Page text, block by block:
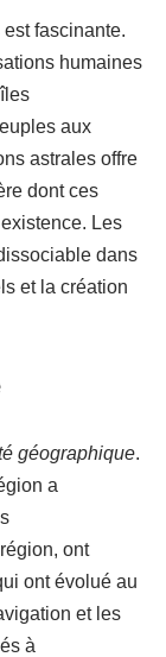
est fascinante.
humaines
aux
astrales offre
dont ces
Les
dans
et la création
géographique.
a
ont
ont évolué au
et les
à